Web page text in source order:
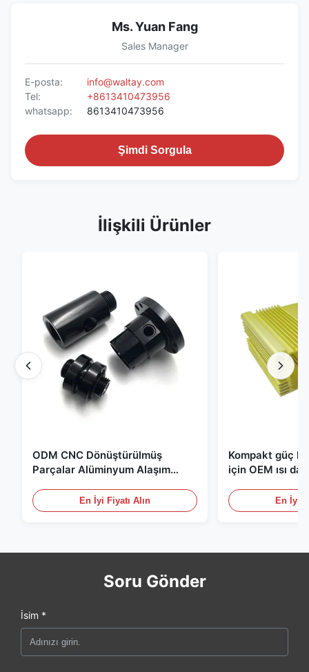
Ms. Yuan Fang
Sales Manager
E-posta:
info@waltay.com
Tel:
+8613410473956
whatsapp:
8613410473956
Şimdi Sorgula
İlişkili Ürünler
ODM CNC Dönüştürülmüş
Parçalar Alüminyum Alaşım
AnodizasyonlaEn İyi Fiyatı Alın
Kompakt güç
için OEM ısı
En İyi
Soru Gönder
İsim *